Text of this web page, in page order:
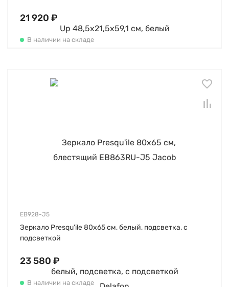
21 920 ₽
В наличии на складе
EB928-J5
Зеркало Presqu'ile 80х65 см, белый, подсветка, с
подсветкой
23 580 ₽
В наличии на складе